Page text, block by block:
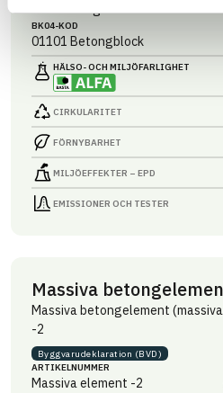
Massiva btgelement
BK04-KOD
01101 Betongblock
HÄLSO- OCH MILJÖ­FARLIGHET
CIRKULARITET
FÖRNYBARHET
MILJÖEFFEKTER – EPD
EMISSIONER OCH TESTER
Massiva
Massiva betongelement
-2
Byggvaru­deklaration (BVD)
ARTIKEL­NUMMER
Massiva element -2